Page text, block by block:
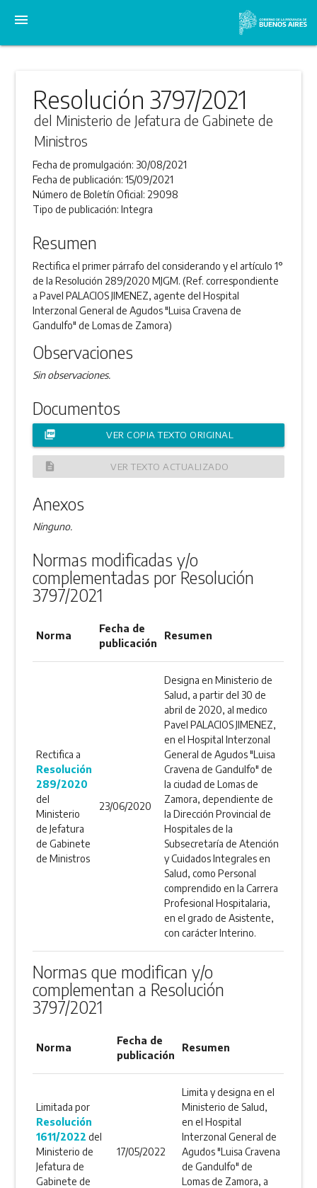
menu
Resolución 3797/2021
del Ministerio de Jefatura de Gabinete de
Ministros
Fecha de promulgación: 30/08/2021
Fecha de publicación:15/09/2021
Número de Boletín Oficial: 29098
Tipo de publicación:Integra
Resumen
Rectifica el primer párrafo del considerando y el artículo 1°
de la Resolución 289/2020 MJGM. (Ref. correspondiente
a Pavel PALACIOS JIMENEZ, agente del Hospital
Interzonal General de Agudos "Luisa Cravena de
Gandulfo" de Lomas de Zamora)
Observaciones
Sin observaciones.
Documentos
picture_as_pdf VER COPIA TEXTO ORIGINAL
description VER TEXTO ACTUALIZADO
Anexos
Ninguno.
Normas modificadas y/o
complementadas por Resolución
3797/2021
Norma
Fecha de
publicación
Resumen
Rectifica a
Resolución
289/2020
del
Ministerio
de Jefatura
de Gabinete
de Ministros
23/06/2020
Designa en Ministerio de
Salud, a partir del 30 de
abril de 2020, al medico
Pavel PALACIOS JIMENEZ,
en el Hospital Interzonal
General de Agudos "Luisa
Cravena de Gandulfo" de
la ciudad de Lomas de
Zamora, dependiente de
la Dirección Provincial de
Hospitales de la
Subsecretaría de Atención
y Cuidados Integrales en
Salud, como Personal
comprendido en la Carrera
Profesional Hospitalaria,
en el grado de Asistente,
con carácter Interino.
Normas que modifican y/o
complementan a Resolución
3797/2021
Norma
Fecha de
publicación
Resumen
Limitada por
Resolución
1611/2022 del
Ministerio de
Jefatura de
Gabinete de
17/05/2022
Limita y designa en el
Ministerio de Salud,
en el Hospital
Interzonal General de
Agudos "Luisa Cravena
de Gandulfo" de
Lomas de Zamora, a